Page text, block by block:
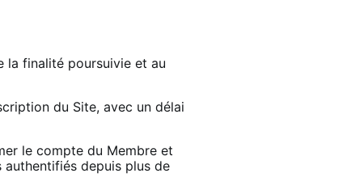
la finalité poursuivie et au
du Site, avec un délai
le compte du Membre et
depuis plus de